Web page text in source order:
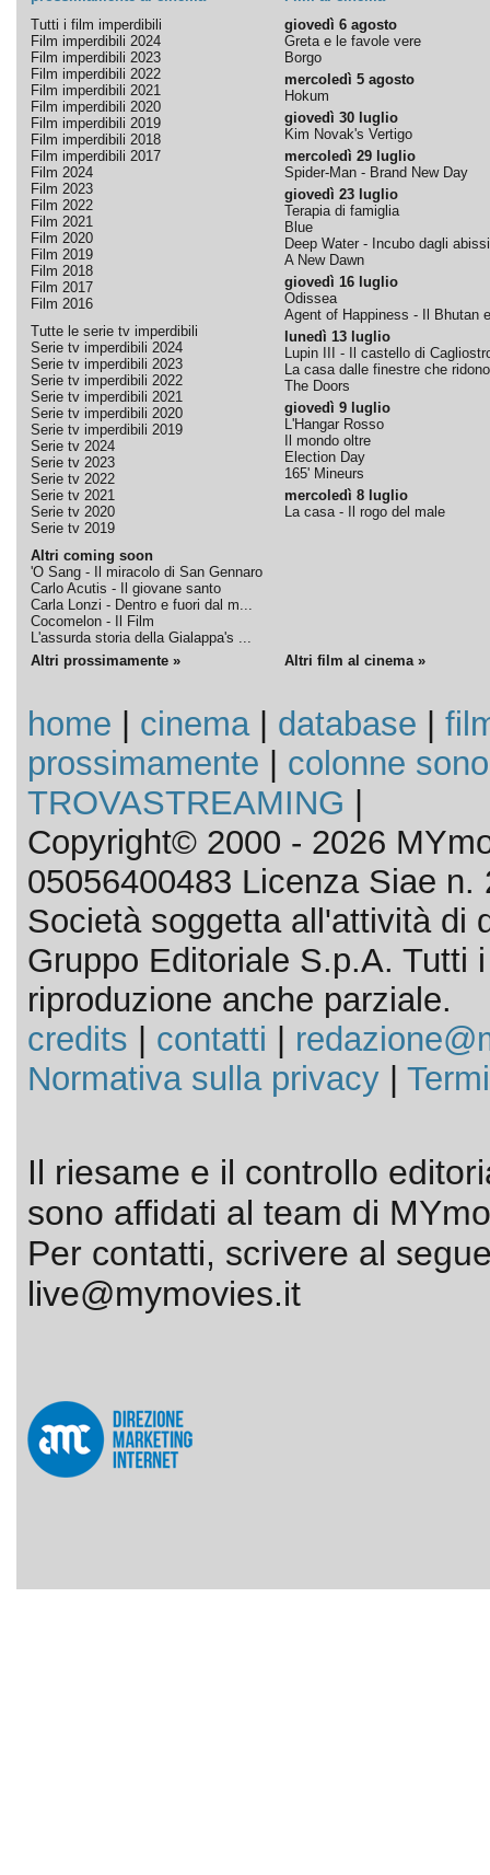
Tutti i film imperdibili
Film imperdibili 2024
Film imperdibili 2023
Film imperdibili 2022
Film imperdibili 2021
Film imperdibili 2020
Film imperdibili 2019
Film imperdibili 2018
Film imperdibili 2017
Film 2024
Film 2023
Film 2022
Film 2021
Film 2020
Film 2019
Film 2018
Film 2017
Film 2016
Tutte le serie tv imperdibili
Serie tv imperdibili 2024
Serie tv imperdibili 2023
Serie tv imperdibili 2022
Serie tv imperdibili 2021
Serie tv imperdibili 2020
Serie tv imperdibili 2019
Serie tv 2024
Serie tv 2023
Serie tv 2022
Serie tv 2021
Serie tv 2020
Serie tv 2019
Altri coming soon
'O Sang - Il miracolo di San Gennaro
Carlo Acutis - Il giovane santo
Carla Lonzi - Dentro e fuori dal m...
Cocomelon - Il Film
L'assurda storia della Gialappa's ...
giovedì 6 agosto
Greta e le favole vere
Borgo
mercoledì 5 agosto
Hokum
giovedì 30 luglio
Kim Novak's Vertigo
mercoledì 29 luglio
Spider-Man - Brand New Day
giovedì 23 luglio
Terapia di famiglia
Blue
Deep Water - Incubo dagli abissi
A New Dawn
giovedì 16 luglio
Odissea
Agent of Happiness - Il Bhutan
lunedì 13 luglio
Lupin III - Il castello di
La casa dalle finestre che ridono
The Doors
giovedì 9 luglio
L'Hangar Rosso
Il mondo oltre
Election Day
165' Mineurs
mercoledì 8 luglio
La casa - Il rogo del male
Altri prossimamente » Altri film al cinema »
home cinema| database
prossimamente
colonne
TROVASTREAMING
Copyright© 2000 - 2026
05056400483 Licenza Siae n.
Società soggetta all'attività di
Gruppo Editoriale S.p.A. Tutti
riproduzione anche parziale.
credits
contatti
Normativa sulla privacy|
Il riesame e il controllo
sono affidati al team di
Per contatti, scrivere al
live@mymovies.it